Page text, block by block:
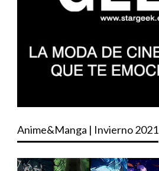
Anime&Manga | Invierno 2021